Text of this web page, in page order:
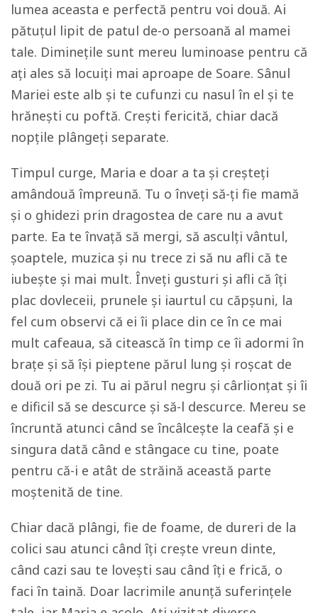
lumea aceasta e perfectă pentru voi două. Ai
pătuțul lipit de patul de-o persoană al mamei
tale. Diminețile sunt mereu luminoase pentru că
ați ales să locuiți mai aproape de Soare. Sânul
Mariei este alb și te cufunzi cu nasul în el și te
hrănești cu poftă. Crești fericită, chiar dacă
nopțile plângeți separate.
Timpul curge, Maria e doar a ta și creșteți
amândouă împreună. Tu o înveți să-ți fie mamă
și o ghidezi prin dragostea de care nu a avut
parte. Ea te învață să mergi, să asculți vântul,
șoaptele, muzica și nu trece zi să nu afli că te
iubește și mai mult. Înveți gusturi și afli că îți
plac dovleceii, prunele și iaurtul cu căpșuni, la
fel cum observi că ei îi place din ce în ce mai
mult cafeaua, să citească în timp ce îi adormi în
brațe și să își pieptene părul lung și roșcat de
două ori pe zi. Tu ai părul negru și cârlionțat și îi
e dificil să se descurce și să-l descurce. Mereu se
încruntă atunci când se încâlcește la ceafă și e
singura dată când e stângace cu tine, poate
pentru că-i e atât de străină această parte
moștenită de tine.
Chiar dacă plângi, fie de foame, de dureri de la
colici sau atunci când îți crește vreun dinte,
când cazi sau te lovești sau când îți e frică, o
faci în taină. Doar lacrimile anunță suferințele